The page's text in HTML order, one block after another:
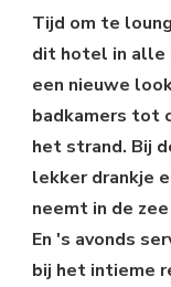
Tijd om te
dit hotel in alle
een nieuwe
badkamers tot
het strand. Bij
lekker drankje
neemt in de
En 's avonds
bij het intieme